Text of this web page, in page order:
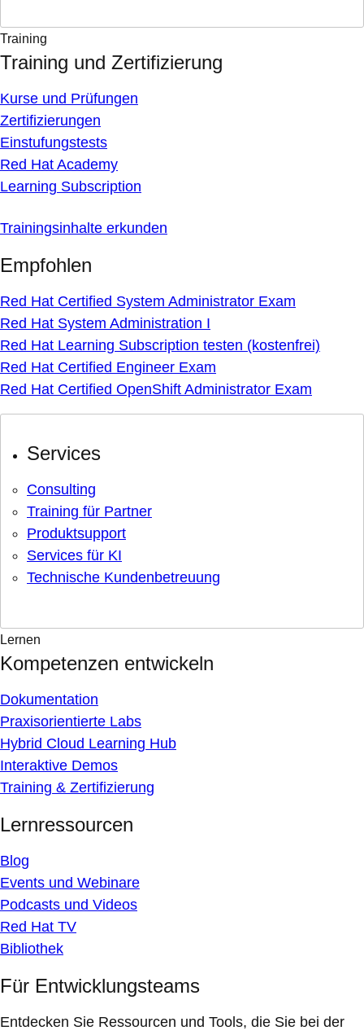
Training
Training und Zertifizierung
Kurse und Prüfungen
Zertifizierungen
Einstufungstests
Red Hat Academy
Learning Subscription
Trainingsinhalte erkunden
Empfohlen
Red Hat Certified System Administrator Exam
Red Hat System Administration I
Red Hat Learning Subscription testen (kostenfrei)
Red Hat Certified Engineer Exam
Red Hat Certified OpenShift Administrator Exam
Services
Consulting
Training für Partner
Produktsupport
Services für KI
Technische Kundenbetreuung
Lernen
Kompetenzen entwickeln
Dokumentation
Praxisorientierte Labs
Hybrid Cloud Learning Hub
Interaktive Demos
Training & Zertifizierung
Lernressourcen
Blog
Events und Webinare
Podcasts und Videos
Red Hat TV
Bibliothek
Für Entwicklungsteams
Entdecken Sie Ressourcen und Tools, die Sie bei der